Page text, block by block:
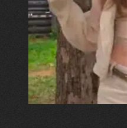
"Хвиля була,
прозора і
встигла